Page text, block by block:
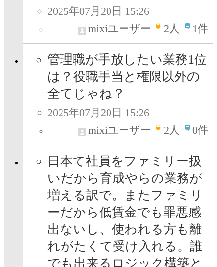
2025年07月20日 15:26
mixiユーザー
2人 1件
管理職が手放したい業務1位
は？役職手当と権限以外の
全てじゃね？
2025年07月20日 15:26
mixiユーザー
2人 0件
日本て社員をファミリー扱
いだから育成やらの業務が
増える訳で。またファミリ
ーだから低賃金でも罪悪感
出ないし、使われる方も離
れがたくて受け入れる。誰
でも出来るロジック構築と